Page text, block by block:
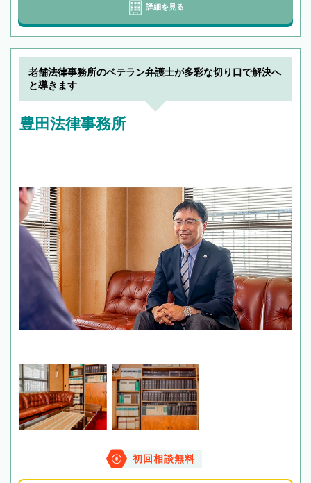
詳細を見る
老舗法律事務所のベテラン弁護士が多彩な切り口で解決へ
と導きます
豊田法律事務所
初回相談無料